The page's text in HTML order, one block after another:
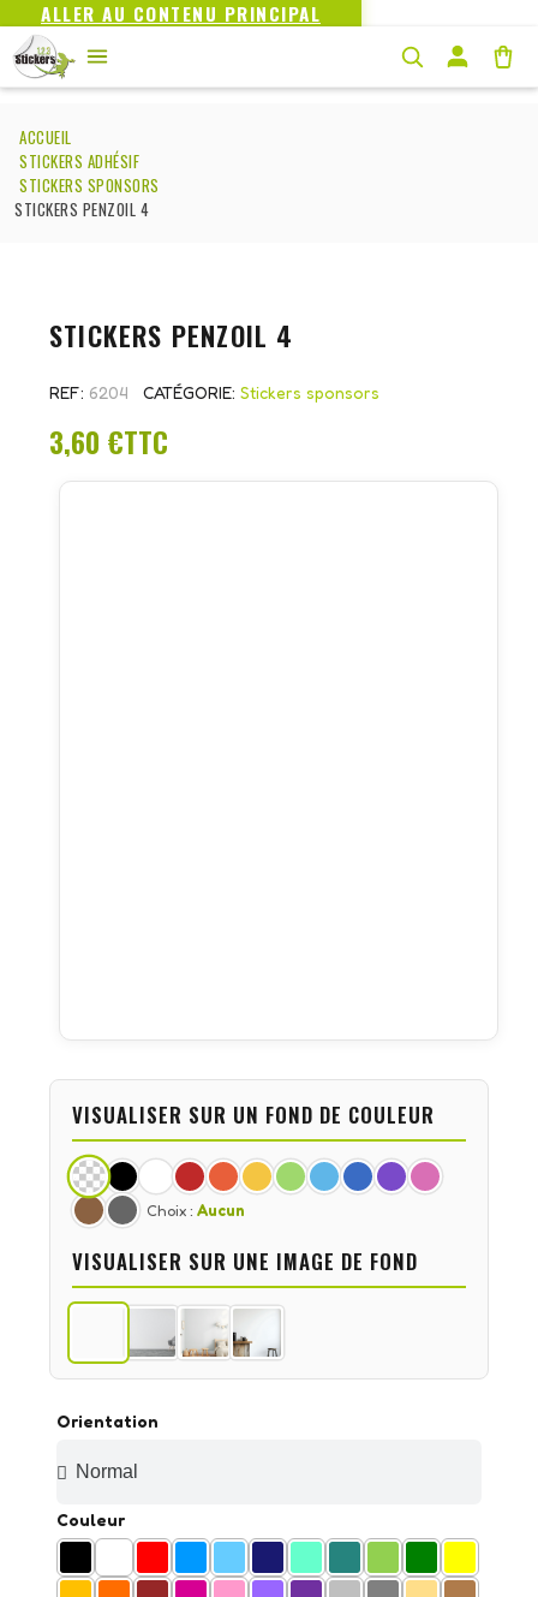
ALLER AU CONTENU PRINCIPAL
ACCUEIL
STICKERS ADHÉSIF
STICKERS SPONSORS
STICKERS PENZOIL 4
STICKERS PENZOIL 4
REF 6204 CATÉGORIE Stickers sponsors
3,60 €TTC
Orientation
Couleur
VISUALISER SUR UN FOND DE COULEUR
Choix : Aucun
VISUALISER SUR UNE IMAGE DE FOND